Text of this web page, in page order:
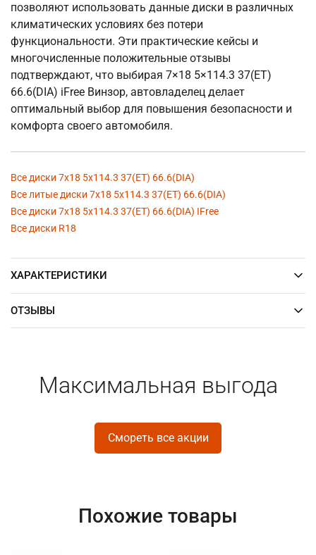
позволяют использовать данные диски в различных
климатических условиях без потери
функциональности. Эти практические кейсы и
многочисленные положительные отзывы
подтверждают, что выбирая 7×18 5×114.3 37(ET)
66.6(DIA) iFree Винзор, автовладелец делает
оптимальный выбор для повышения безопасности и
комфорта своего автомобиля.
Все диски 7x18 5x114.3 37(ET) 66.6(DIA)
Все литые диски 7x18 5x114.3 37(ET) 66.6(DIA)
Все диски 7x18 5x114.3 37(ET) 66.6(DIA) IFree
Все диски R18
ХАРАКТЕРИСТИКИ
ОТЗЫВЫ
Максимальная выгода
Смореть все акции
Похожие товары